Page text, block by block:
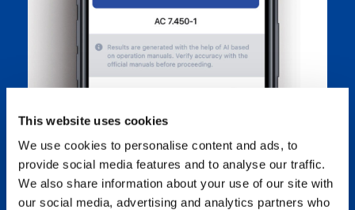
This website uses cookies
We use cookies to personalise content and ads, to
provide social media features and to analyse our traffic.
We also share information about your use of our site with
our social media, advertising and analytics partners who